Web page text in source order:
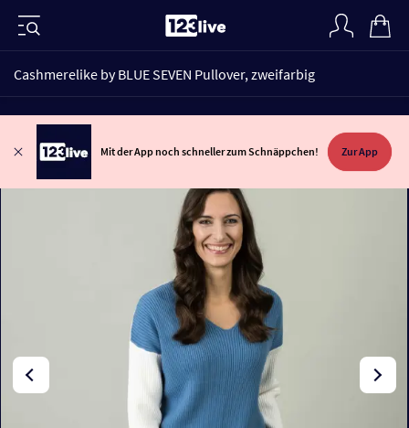
Cashmerelike by BLUE SEVEN Pullover, zweifarbig
Mit der App noch schneller zum Schnäppchen! Zur App